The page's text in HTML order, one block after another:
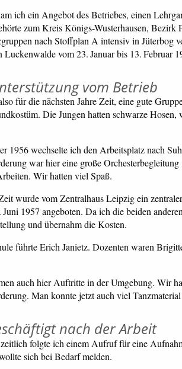
ich ein Angebot des Betriebes, einen
zum Kreis Königs-Wusterhausen,
nach Stoffplan A intensiv in Jüterbog
Luckenwalde vom 23. Januar bis 13. Februar
vom Betrieb
für die nächsten Jahre Zeit, eine gute
Die Jungen hatten schwarze
1956 wechselte ich den Arbeitsplatz nach
war hier eine große
Wir hatten viel Spaß.
wurde vom Zentralhaus Leipzig ein
1957 angeboten. Da ich die beiden
und übernahm die Kosten.
führte Erich Janietz. Dozenten waren
auch hier Auftritte in der Umgebung. Wir
Man konnte jetzt auch viel
nach der Arbeit
folgte ich einem Aufruf für eine
sich bei Bedarf melden.